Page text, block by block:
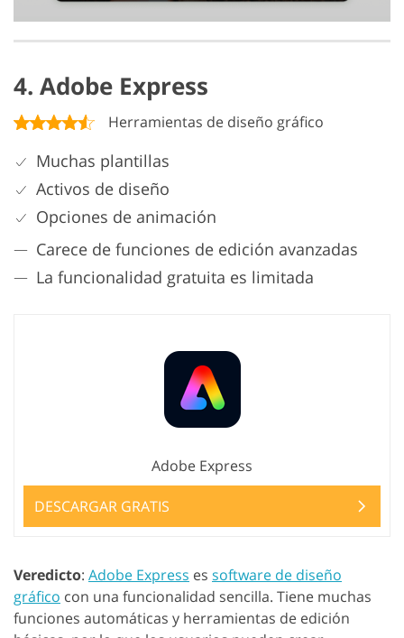
4. Adobe Express
Herramientas de diseño gráfico
Muchas plantillas
Activos de diseño
Opciones de animación
Carece de funciones de edición avanzadas
La funcionalidad gratuita es limitada
Adobe Express
DESCARGAR GRATIS
Veredicto: Adobe Express es software de diseño
gráfico con una funcionalidad sencilla. Tiene muchas
funciones automáticas y herramientas de edición